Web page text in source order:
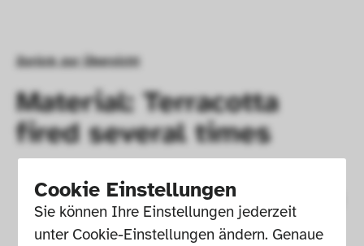
Cookie Einstellungen
Sie können Ihre Einstellungen jederzeit
unter Cookie-Einstellungen ändern. Genaue
Zurück zur Übersicht
Material: Terracotta
fired several times